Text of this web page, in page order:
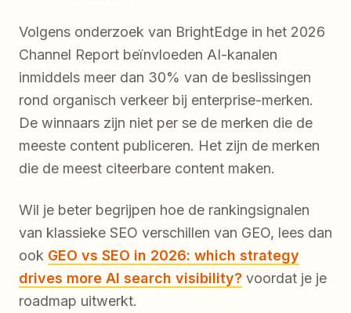
Volgens onderzoek van BrightEdge in het 2026
Channel Report beïnvloeden AI-kanalen
inmiddels meer dan 30% van de beslissingen
rond organisch verkeer bij enterprise-merken.
De winnaars zijn niet per se de merken die de
meeste content publiceren. Het zijn de merken
die de meest citeerbare content maken.
Wil je beter begrijpen hoe de rankingsignalen
van klassieke SEO verschillen van GEO, lees dan
ook GEO vs SEO in 2026: which strategy
drives more AI search visibility? voordat je je
roadmap uitwerkt.